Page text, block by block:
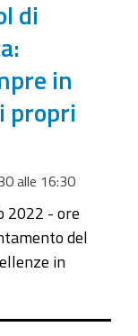
di
in
propri
alle 16:30
2022 - ore
del
in